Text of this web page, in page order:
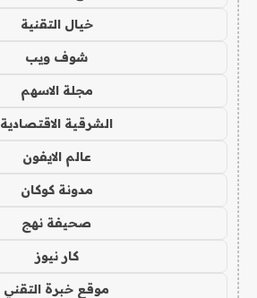
خيال التقنية
شوف ويب
مجلة الاسهم
الشرقية الاقتصادية
عالم الايفون
مدونة كوكان
صحيفة نهج
كار نيوز
موقع خبرة التقني